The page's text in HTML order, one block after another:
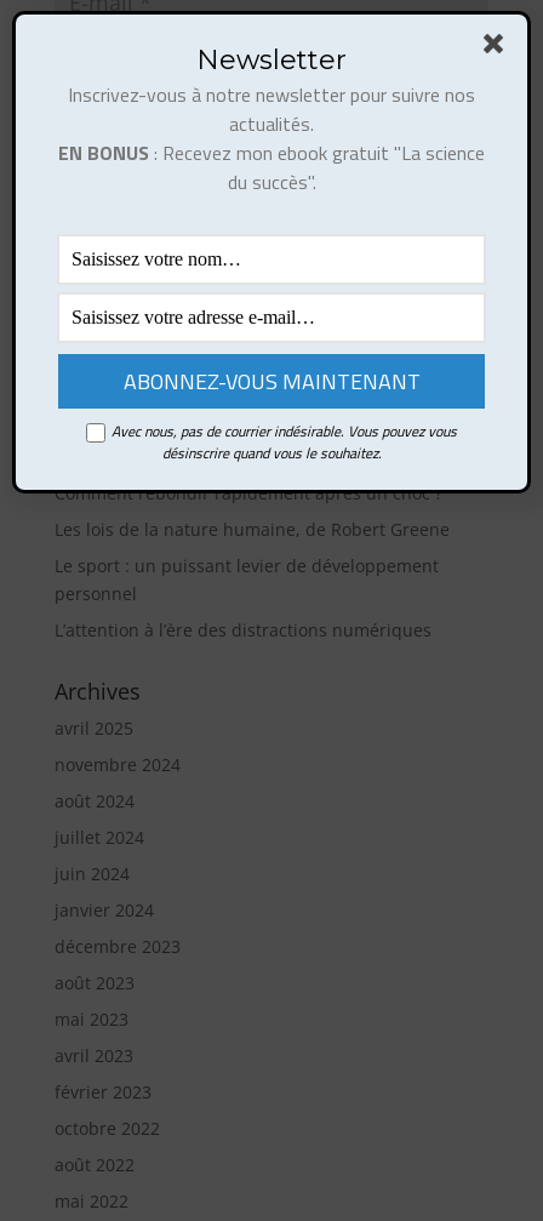
Ce site utilise Akismet pour réduire les indésirables.
En savoir plus sur la façon dont les données de vos
commentaires sont traitées.
Articles récents
Comment développer votre esprit de synthèse ?
Comment rebondir rapidement après un choc ?
Les lois de la nature humaine, de Robert Greene
Le sport : un puissant levier de développement
personnel
L’attention à l’ère des distractions numériques
Archives
avril 2025
novembre 2024
août 2024
juillet 2024
juin 2024
janvier 2024
décembre 2023
août 2023
mai 2023
avril 2023
février 2023
octobre 2022
août 2022
mai 2022
Newsletter
Inscrivez-vous à notre newsletter pour suivre nos
actualités.
EN BONUS : Recevez mon ebook gratuit "La science
du succès".
Avec nous, pas de courrier indésirable. Vous pouvez vous
désinscrire quand vous le souhaitez.